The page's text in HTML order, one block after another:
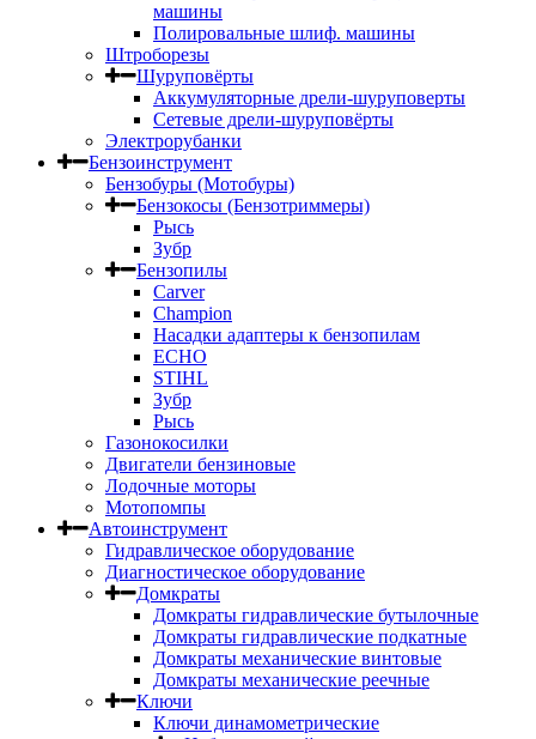
машины
Полировальные шлиф. машины
Штроборезы
Шуруповёрты
Аккумуляторные дрели-шуруповерты
Сетевые дрели-шуруповёрты
Электрорубанки
Бензоинструмент
Бензобуры (Мотобуры)
Бензокосы (Бензотриммеры)
Рысь
Зубр
Бензопилы
Carver
Champion
Насадки адаптеры к бензопилам
ECHO
STIHL
Зубр
Рысь
Газонокосилки
Двигатели бензиновые
Лодочные моторы
Мотопомпы
Автоинструмент
Гидравлическое оборудование
Диагностическое оборудование
Домкраты
Домкраты гидравлические бутылочные
Домкраты гидравлические подкатные
Домкраты механические винтовые
Домкраты механические реечные
Ключи
Ключи динамометрические